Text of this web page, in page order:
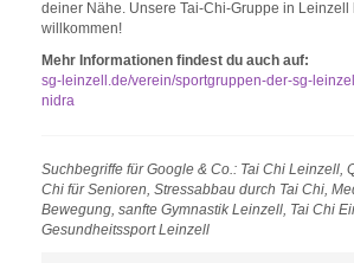
deiner Nähe. Unsere Tai-Chi-Gruppe in Leinzell
willkommen!
Mehr Informationen findest du auch auf:
sg-leinzell.de/verein/sportgruppen-der-sg-
nidra
Suchbegriffe für Google & Co.: Tai Chi Leinzell,
Chi für Senioren, Stressabbau durch Tai Chi,
Bewegung, sanfte Gymnastik Leinzell, Tai Chi
Gesundheitssport Leinzell